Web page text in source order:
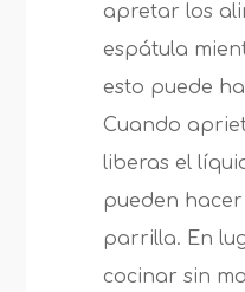
apretar los
espátula
esto puede
Cuando
liberas el
pueden
parrilla. En
cocinar sin